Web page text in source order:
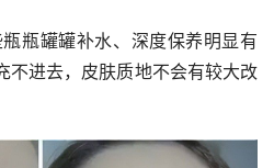
瓶罐罐补水、深度保养明显有
不进去，皮肤质地不会有较大改